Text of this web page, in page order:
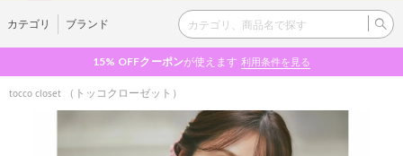
カテゴリ ブランド
15% OFFクーポンが使えます 利用条件を見る
tocco closet （トッコクローゼット）